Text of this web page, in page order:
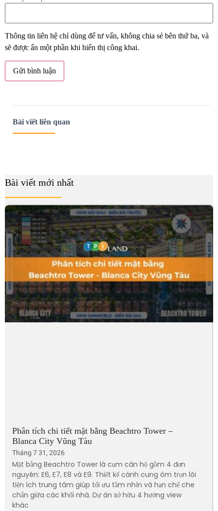
Thông tin liên hệ chỉ dùng để tư vấn, không chia sẻ bên thứ ba, và
sẽ được ẩn một phần khi hiển thị công khai.
Bài viết liên quan
Bài viết mới nhất
Phân tích chi tiết mặt bằng Beachtro Tower –
Blanca City Vũng Tàu
Tháng 7 31, 2026
Mặt bằng Beachtro Tower là cụm căn hộ gồm 4 đơn
nguyên: E6, E7, E8 và E9. Thiết kế cánh cung ôm trọn lõi
tiện ích trung tâm giúp tối ưu tầm nhìn và hạn chế che
chắn giữa các khối nhà. Dự án sở hữu 4 hướng view
khác